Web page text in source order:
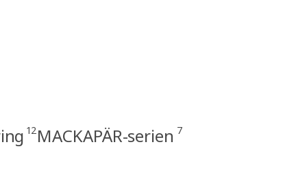
12 MACKAPÄR-serien 7